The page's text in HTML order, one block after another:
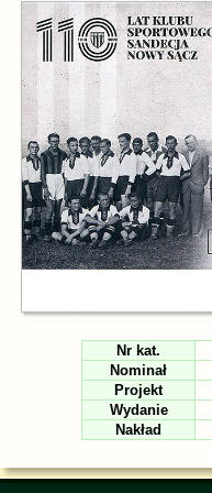
Nr kat.
Nominał
Projekt
Wydanie
Nakład